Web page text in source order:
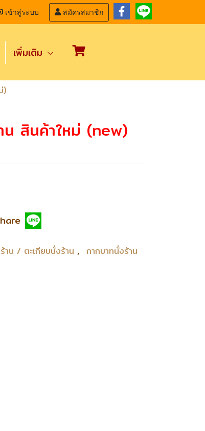
เข้าสู่ระบบ สมัครสมาชิก
เพิ่มเติม
)
น สินค้าใหม่ (new)
าน / ตะเกียบนั่งร้าน , กากบาทนั่งร้าน